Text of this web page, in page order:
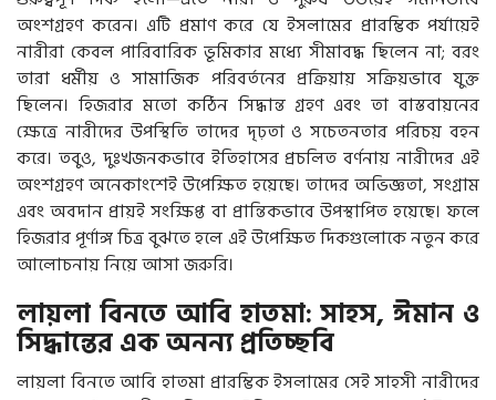
অংশগ্রহণ করেন। এটি প্রমাণ করে যে ইসলামের প্রারম্ভিক পর্যায়েই
নারীরা কেবল পারিবারিক ভূমিকার মধ্যে সীমাবদ্ধ ছিলেন না; বরং
তারা ধর্মীয় ও সামাজিক পরিবর্তনের প্রক্রিয়ায় সক্রিয়ভাবে যুক্ত
ছিলেন। হিজরার মতো কঠিন সিদ্ধান্ত গ্রহণ এবং তা বাস্তবায়নের
ক্ষেত্রে নারীদের উপস্থিতি তাদের দৃঢ়তা ও সচেতনতার পরিচয় বহন
করে। তবুও, দুঃখজনকভাবে ইতিহাসের প্রচলিত বর্ণনায় নারীদের এই
অংশগ্রহণ অনেকাংশেই উপেক্ষিত হয়েছে। তাদের অভিজ্ঞতা, সংগ্রাম
এবং অবদান প্রায়ই সংক্ষিপ্ত বা প্রান্তিকভাবে উপস্থাপিত হয়েছে। ফলে
হিজরার পূর্ণাঙ্গ চিত্র বুঝতে হলে এই উপেক্ষিত দিকগুলোকে নতুন করে
আলোচনায় নিয়ে আসা জরুরি।
লায়লা বিনতে আবি হাতমা: সাহস, ঈমান ও
সিদ্ধান্তের এক অনন্য প্রতিচ্ছবি
লায়লা বিনতে আবি হাতমা প্রারম্ভিক ইসলামের সেই সাহসী নারীদের